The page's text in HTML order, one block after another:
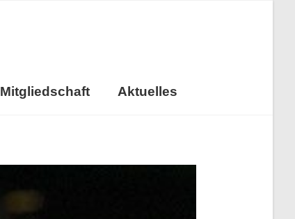
Mitgliedschaft Aktuelles